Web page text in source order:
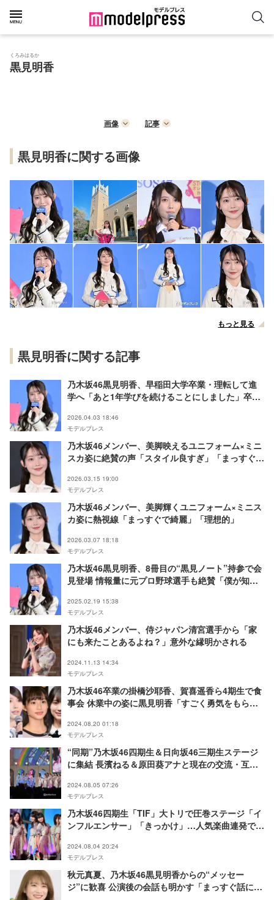
くろみはるか
黒見明香
画像 記事
黒見明香に関する画像
もっと見る
黒見明香に関する記事
乃木坂46黒見明香、早稲田大学卒業・理転して進
学へ「あと1年学びを続けることにしました」卒論
2026.04.03 18:46
モデルプレス
乃木坂46メンバー、美脚映えるユニフォーム×ミニ
スカ姿に絶賛の声「スタイル良すぎ」「まっすぐで
2026.03.15 19:00
モデルプレス
乃木坂46メンバー、美脚輝くユニフォーム×ミニス
カ姿に熱視線「まっすぐで綺麗」「理想的」
2026.03.07 18:18
モデルプレス
乃木坂46黒見明香、8冊目の“黒見ノート”持参で会
見登場 情報量に元プロ野球選手も絶賛「僕が知ら
2025.02.19 15:38
モデルプレス
乃木坂46メンバー、侍ジャパン清宮選手から「家
にも来たことあるよね？」意外な縁明かされる
2024.11.13 14:34
モデルプレス
乃木坂46卒業の掛橋沙耶香、賀喜遥香ら4期生で食
事会 休業中の姿に黒見明香「すごく勇気をもらっ
2024.08.20 01:18
モデルプレス
“同期”乃木坂46四期生＆日向坂46三期生ステージ
に集結 長濱ねる＆原田葵アナと現在の交流・互い
2024.08.05 07:26
モデルプレス
乃木坂46四期生「TIF」大トリで圧巻ステージ「イ
ンフルエンサー」「きっかけ」…人気楽曲連発で盛
2024.08.04 20:24
モデルプレス
秋元真夏、乃木坂46黒見明香からの“メッセー
ジ”に歓喜 公演後の会話も明かす「まっすぐ話に来